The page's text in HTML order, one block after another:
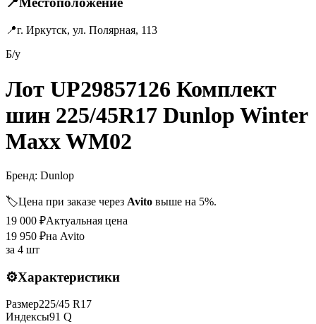
📍г. Иркутск, ул. Полярная, 113
Б/у
Лот UP29857126 Комплект
шин 225/45R17 Dunlop Winter
Maxx WM02
Бренд: Dunlop
🏷️Цена при заказе через Avito выше на 5%.
19 000 ₽Актуальная цена
19 950 ₽на Avito
за 4 шт
⚙️Характеристики
Размер225/45 R17
Индексы91 Q